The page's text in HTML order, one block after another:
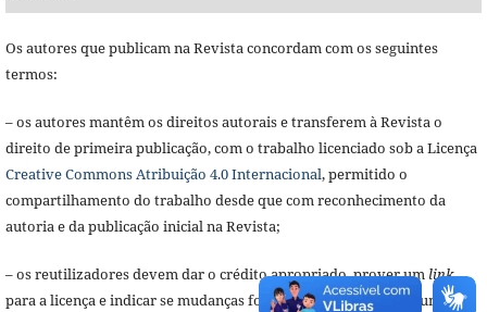
Os autores que publicam na Revista concordam com os seguintes
termos:
– os autores mantêm os direitos autorais e transferem à Revista o
direito de primeira publicação, com o trabalho licenciado sob a Licença
Creative Commons Atribuição 4.0 Internacional, permitido o
compartilhamento do trabalho desde que com reconhecimento da
autoria e da publicação inicial na Revista;
– os reutilizadores devem dar o crédito apropriado, prover um link
para a licença e indicar se mudanças foram feitas, mas de nenhuma